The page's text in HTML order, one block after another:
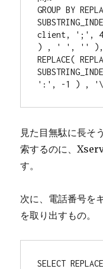
GROUP BY
client, ';',
) , ' ', '' ),
REPLACE(
':', -1 ) ,
見た目無駄に長そ
索するのに、
す。
次に、電話番号を
を取り出すもの。
SELECT